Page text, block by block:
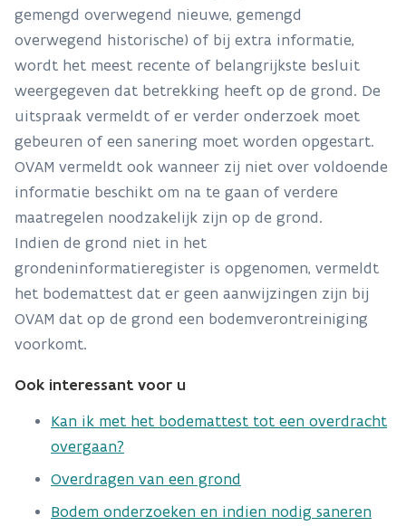
“Informatie bij de OVAM toont aan dat op deze
grond mogelijk een risico-inrichting aanwezig is of
was. Gemeentelijke informatie toont aan dat op
deze grond eveneens een hinderlijke inrichting
aanwezig was, gestopt voor 11.02.1946. Bijgevolg is
deze grond opgenomen in de gemeentelijke
inventaris.”
mogelijk een
gemengd overwegend nieuwe, gemengd
overwegend historische) of bij extra informatie,
wordt het meest recente of belangrijkste besluit
weergegeven dat betrekking heeft op de grond. De
uitspraak vermeldt of er verder onderzoek moet
gebeuren of een sanering moet worden opgestart.
OVAM vermeldt ook wanneer zij niet over voldoende
informatie beschikt om na te gaan of verdere
maatregelen noodzakelijk zijn op de grond.
Indien de grond niet in het
grondeninformatieregister is opgenomen, vermeldt
het bodemattest dat er geen aanwijzingen zijn bij
OVAM dat op de grond een bodemverontreiniging
voorkomt.
Ook interessant voor u
Kan ik met het bodemattest tot een overdracht
overgaan?
Overdragen van een grond
Bodem onderzoeken en indien nodig saneren